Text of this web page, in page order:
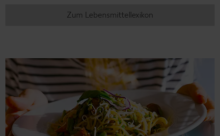
Zum Lebensmittellexikon